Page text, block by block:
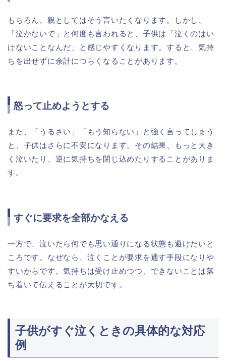
もちろん、親としてはそう言いたくなります。しかし、
「泣かないで」と何度も言われると、子供は「泣くのはい
けないことなんだ」と感じやすくなります。すると、気持
ちを出せずに余計につらくなることがあります。
怒って止めようとする
また、「うるさい」「もう知らない」と強く言ってしまう
と、子供はさらに不安になります。その結果、もっと大き
く泣いたり、逆に気持ちを閉じ込めたりすることがありま
す。
すぐに要求を全部かなえる
一方で、泣いたら何でも思い通りになる状態も避けたいと
ころです。なぜなら、泣くことが要求を通す手段になりや
すいからです。気持ちは受け止めつつ、できないことは落
ち着いて伝えることが大切です。
子供がすぐ泣くときの具体的な対応
例